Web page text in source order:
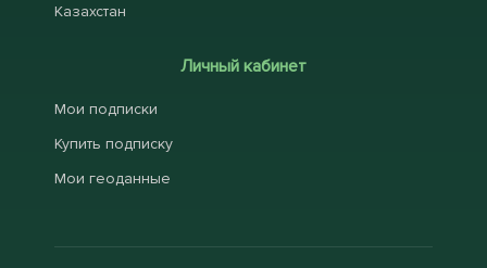
Казахстан
Личный кабинет
Мои подписки
Купить подписку
Мои геоданные